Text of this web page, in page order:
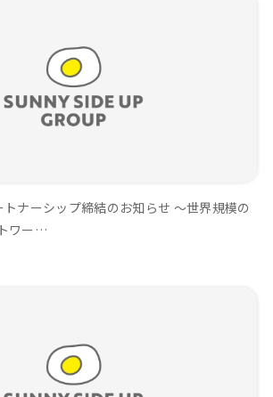
ナーシップ締結のお知らせ ～世界規模の
ワー…